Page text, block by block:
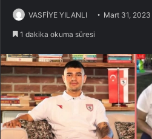
VASFİYE YILANLI Mart 31, 2023
1 dakika okuma süresi